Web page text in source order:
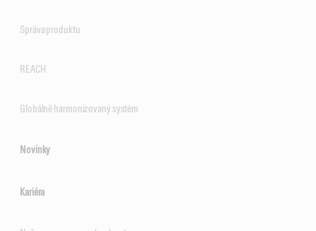
Správa produktu
REACH
Globálně harmonizovaný systém
Novinky
Kariéra